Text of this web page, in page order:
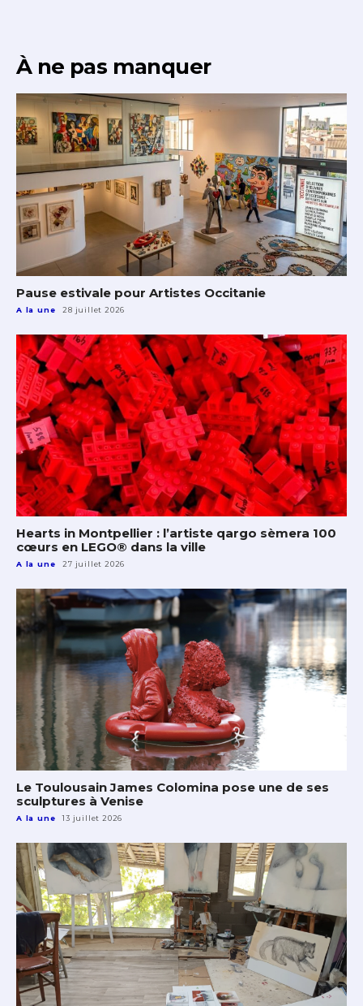
À ne pas manquer
Pause estivale pour Artistes Occitanie
A la une 28 juillet 2026
Hearts in Montpellier : l’artiste qargo sèmera 100
cœurs en LEGO® dans la ville
A la une 27 juillet 2026
Le Toulousain James Colomina pose une de ses
sculptures à Venise
A la une 13 juillet 2026